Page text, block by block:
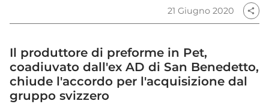
21 Giugno 2020 share
Il produttore di preforme in Pet,
coadiuvato dall'ex AD di San Benedetto,
chiude l'accordo per l'acquisizione dal
gruppo svizzero